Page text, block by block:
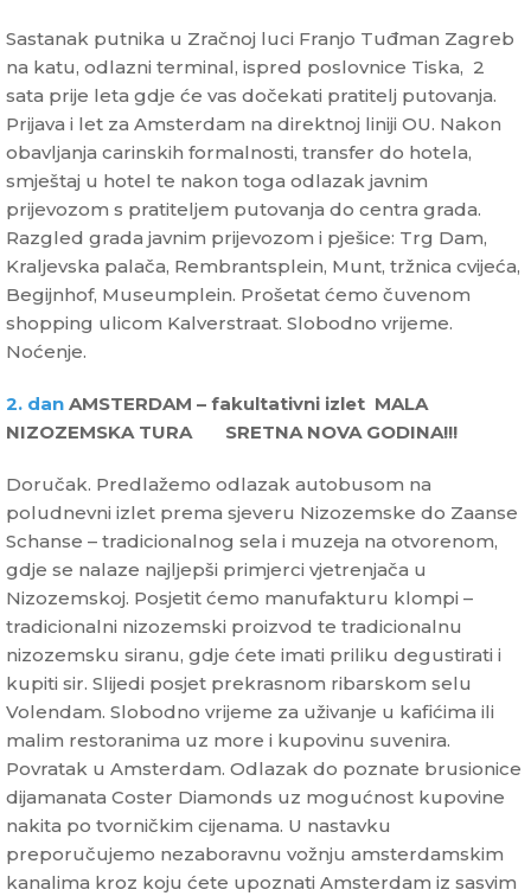
Sastanak putnika u Zračnoj luci Franjo Tuđman Zagreb
na katu, odlazni terminal, ispred poslovnice Tiska, 2
sata prije leta gdje će vas dočekati pratitelj putovanja.
Prijava i let za Amsterdam na direktnoj liniji OU. Nakon
obavljanja carinskih formalnosti, transfer do hotela,
smještaj u hotel te nakon toga odlazak javnim
prijevozom s pratiteljem putovanja do centra grada.
Razgled grada javnim prijevozom i pješice: Trg Dam,
Kraljevska palača, Rembrantsplein, Munt, tržnica cvijeća,
Begijnhof, Museumplein. Prošetat ćemo čuvenom
shopping ulicom Kalverstraat. Slobodno vrijeme.
Noćenje.
2. dan AMSTERDAM – fakultativni izlet MALA
NIZOZEMSKA TURA SRETNA NOVA GODINA!!!
Doručak. Predlažemo odlazak autobusom na
poludnevni izlet prema sjeveru Nizozemske do Zaanse
Schanse – tradicionalnog sela i muzeja na otvorenom,
gdje se nalaze najljepši primjerci vjetrenjača u
Nizozemskoj. Posjetit ćemo manufakturu klompi –
tradicionalni nizozemski proizvod te tradicionalnu
nizozemsku siranu, gdje ćete imati priliku degustirati i
kupiti sir. Slijedi posjet prekrasnom ribarskom selu
Volendam. Slobodno vrijeme za uživanje u kafićima ili
malim restoranima uz more i kupovinu suvenira.
Povratak u Amsterdam. Odlazak do poznate brusionice
dijamanata Coster Diamonds uz mogućnost kupovine
nakita po tvorničkim cijenama. U nastavku
preporučujemo nezaboravnu vožnju amsterdamskim
kanalima kroz koju ćete upoznati Amsterdam iz sasvim